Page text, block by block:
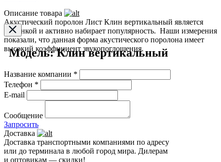
Описание товара
Акустический поролон Лист Клин вертикальный является
новинкой и активно набирает популярность. Наши измерения
показали, что данная форма акустического поролона имеет
высокий коэффициент звукопоглощения.
Модель: Клин вертикальный
Название компании *
Телефон *
E-mail
Сообщение
Запросить
Доставка
Доставка транспортными компаниями по адресу
или до терминала в любой город мира. Дилерам
и оптовикам — скидки!